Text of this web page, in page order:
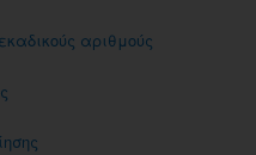
αριθμούς